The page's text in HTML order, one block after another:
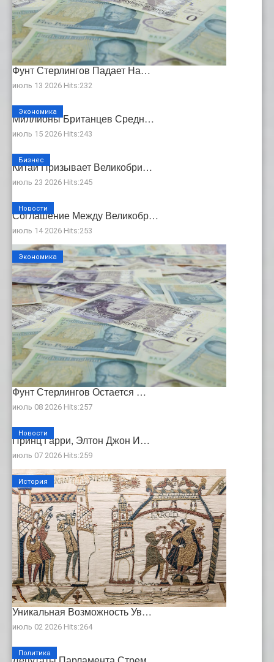
Фунт Стерлингов Падает На…
июль 13 2026 Hits:232
Миллионы Британцев Средн…
июль 15 2026 Hits:243
Экономика
Китай Призывает Великобри…
июль 23 2026 Hits:245
Бизнес
Соглашение Между Великобр…
июль 14 2026 Hits:253
Новости
Фунт Стерлингов Остается …
июль 08 2026 Hits:257
Экономика
Принц Гарри, Элтон Джон И…
июль 07 2026 Hits:259
Новости
Уникальная Возможность Ув…
июль 02 2026 Hits:264
История
Политика